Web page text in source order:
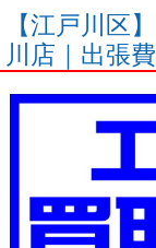
【江戸川区
川店｜出張